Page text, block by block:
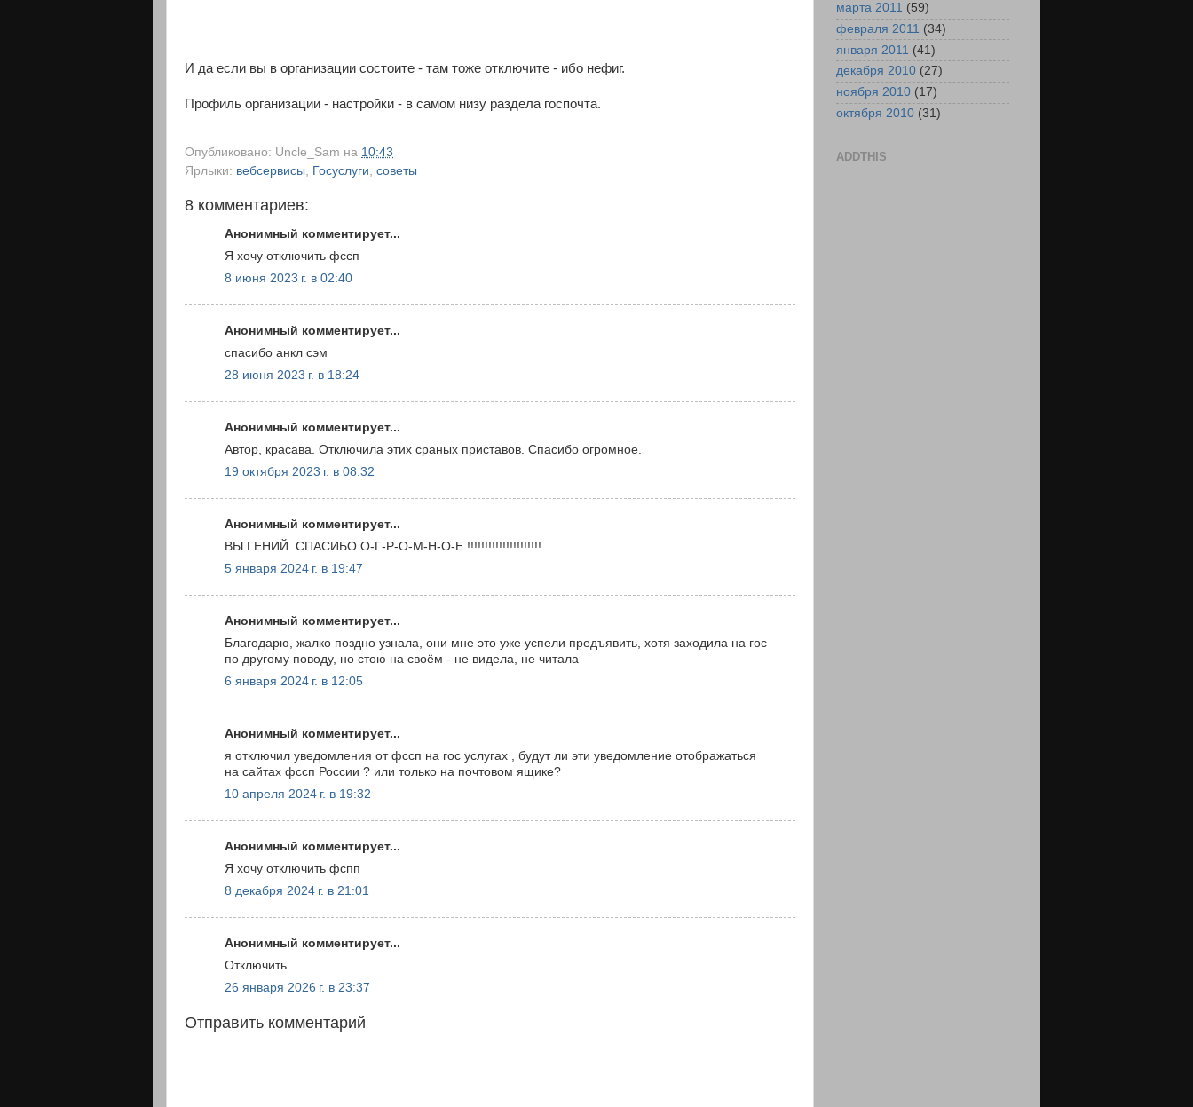
И да если вы в организации состоите - там тоже отключите - ибо нефиг.
Профиль организации - настройки - в самом низу раздела госпочта.
Опубликовано: Uncle_Sam на 10:43
Ярлыки: вебсервисы Госуслуги советы
8 комментариев:
Анонимный комментирует...
Я хочу отключить фссп
8 июня 2023 г. в 02:40
Анонимный комментирует...
спасибо анкл сэм
28 июня 2023 г. в 18:24
Анонимный комментирует...
Автор, красава. Отключила этих сраных приставов. Спасибо огромное.
19 октября 2023 г. в 08:32
Анонимный комментирует...
ВЫ ГЕНИЙ. СПАСИБО О-Г-Р-О-М-Н-О-Е !!!!!!!!!!!!!!!!!!!!!
5 января 2024 г. в 19:47
Анонимный комментирует...
Благодарю, жалко поздно узнала, они мне это уже успели предъявить, хотя заходила на гос
по другому поводу, но стою на своём - не видела, не читала
6 января 2024 г. в 12:05
Анонимный комментирует...
я отключил уведомления от фссп на гос услугах , будут ли эти уведомление отображаться
на сайтах фссп России ? или только на почтовом ящике?
10 апреля 2024 г. в 19:32
Анонимный комментирует...
Я хочу отключить фспп
8 декабря 2024 г. в 21:01
Анонимный комментирует...
Отключить
26 января 2026 г. в 23:37
Отправить комментарий
марта 2011 (59)
февраля 2011 (34)
января 2011 (41)
декабря 2010 (27)
ноября 2010 (17)
октября 2010 (31)
ADDTHIS